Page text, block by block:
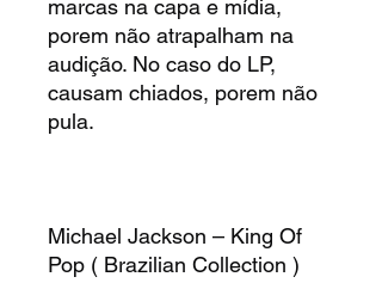
marcas na capa e mídia,
porem não atrapalham na
audição. No caso do LP,
causam chiados, porem não
pula.
Michael Jackson – King Of
Pop ( Brazilian Collection )